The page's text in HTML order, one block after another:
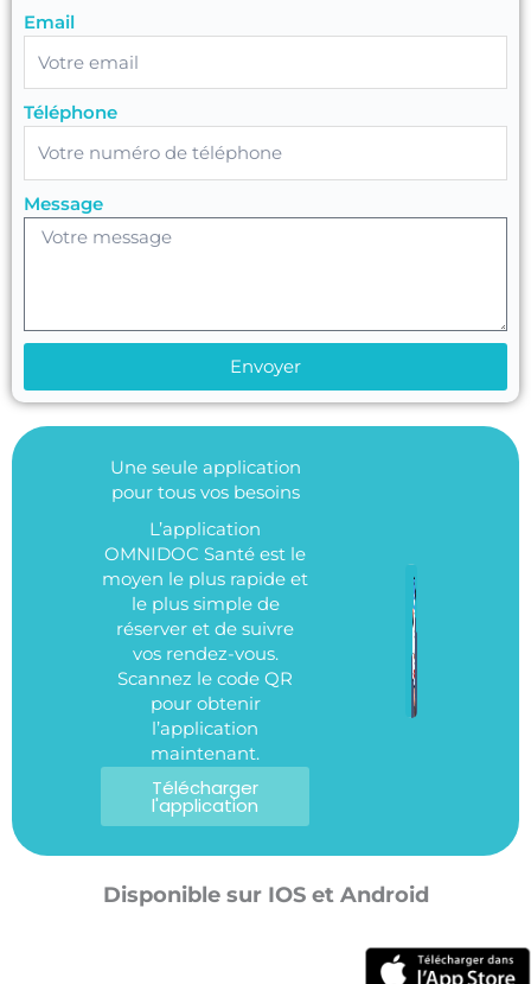
Email
Téléphone
Message
Envoyer
Télécharger
l'application
Une seule application
pour tous vos besoins
L’application
OMNIDOC Santé est le
moyen le plus rapide et
le plus simple de
réserver et de suivre
vos rendez-vous.
Scannez le code QR
pour obtenir
l’application
maintenant.
Disponible sur IOS et Android